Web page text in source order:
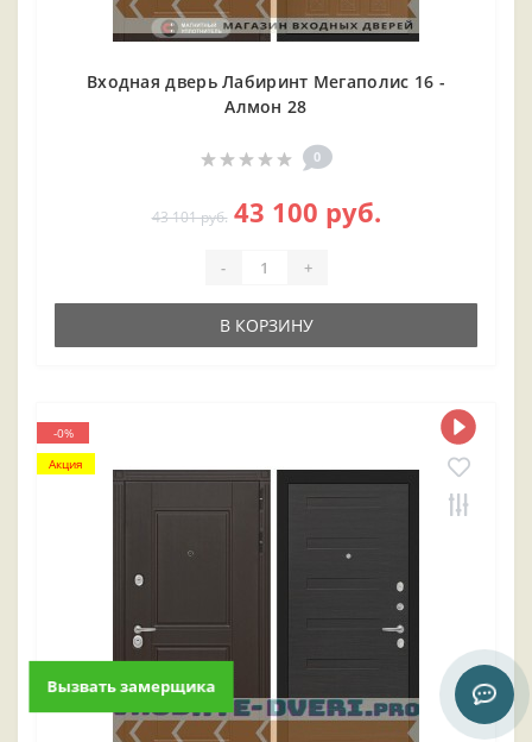
Входная дверь Лабиринт Мегаполис 16 -
Алмон 28
0
43 101 руб. 43 100 руб.
- +
В КОРЗИНУ
-0%
Акция
Вызвать замерщика